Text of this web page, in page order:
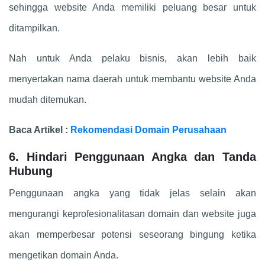
sehingga website Anda memiliki peluang besar untuk
ditampilkan.
Nah untuk Anda pelaku bisnis, akan lebih baik
menyertakan nama daerah untuk membantu website Anda
mudah ditemukan.
Baca Artikel : Rekomendasi Domain Perusahaan
6. Hindari Penggunaan Angka dan Tanda
Hubung
Penggunaan angka yang tidak jelas selain akan
mengurangi keprofesionalitasan domain dan website juga
akan memperbesar potensi seseorang bingung ketika
mengetikan domain Anda.